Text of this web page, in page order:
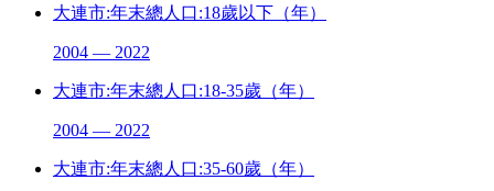
大連市:年末總人口:18歲以下（年）
2004 — 2022
大連市:年末總人口:18-35歲（年）
2004 — 2022
大連市:年末總人口:35-60歲（年）